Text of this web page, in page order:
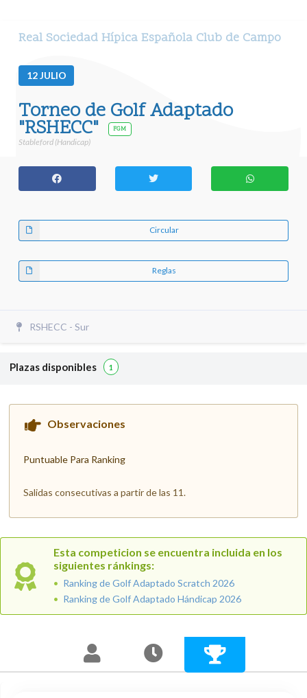
Real Sociedad Hípica Española Club de Campo
12JULIO
Torneo de Golf Adaptado
"RSHECC" FGM
Stableford (Handicap)
Circular
Reglas
RSHECC - Sur
Plazas disponibles 1
Observaciones
Puntuable Para Ranking
Salidas consecutivas a partir de las 11.
Esta competicion se encuentra incluida en los
siguientes ránkings:
Ranking de Golf Adaptado Scratch 2026
Ranking de Golf Adaptado Hándicap 2026